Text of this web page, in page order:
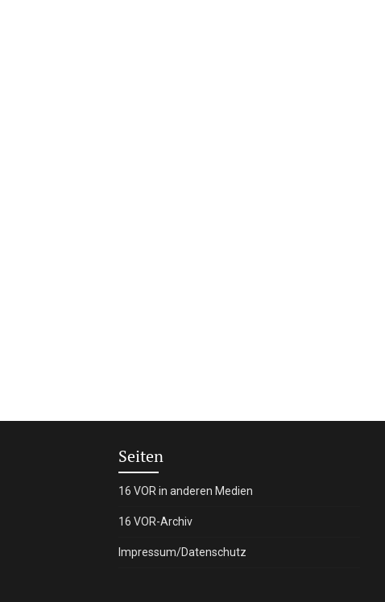
Seiten
16 VOR in anderen Medien
16 VOR-Archiv
Impressum/Datenschutz